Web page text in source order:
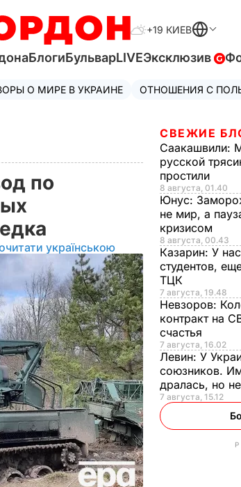
+19 КИЕВ
БлогиБульварLIVEЭксклюзив
О МИРЕ В УКРАИНЕ ОТНОШЕНИЯ С
по
українською
СВЕЖИЕ
Саакашвили:
русской
простили
8 августа, 01.40
Юнус:
не мир, а
кризисом
8 августа, 00.43
Казарин: У
студентов,
ТЦК
7 августа, 19.48
Невзоров:
контракт на
счастья
7 августа, 16.02
Левин: У
союзников.
дралась, но
7 августа, 15.12